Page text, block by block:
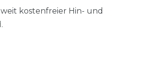
kostenfreier Hin- und